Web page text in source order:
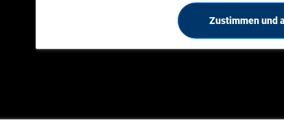
Zustimmen und